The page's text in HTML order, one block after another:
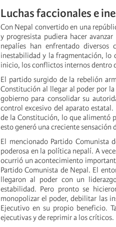
Luchas faccionales e
Con Nepal convertido en una
y progresista pudiera hacer
nepalíes han enfrentado
inestabilidad y la fragmentación, lo
inicio, los conflictos internos dentro
El partido surgido de la rebelión
Constitución al llegar al poder por
gobierno para consolidar su
control excesivo del aparato
de la Constitución, lo que alimentó
esto generó una creciente sensación
El mencionado Partido Comunista
poderosa en la política nepalí. A
ocurrió un acontecimiento
Partido Comunista de Nepal. El
llegaron al poder con un
estabilidad. Pero pronto se
monopolizar el poder, debilitar las
Ejecutivo en su propio beneficio.
ejecutivas y de reprimir a los críticos.